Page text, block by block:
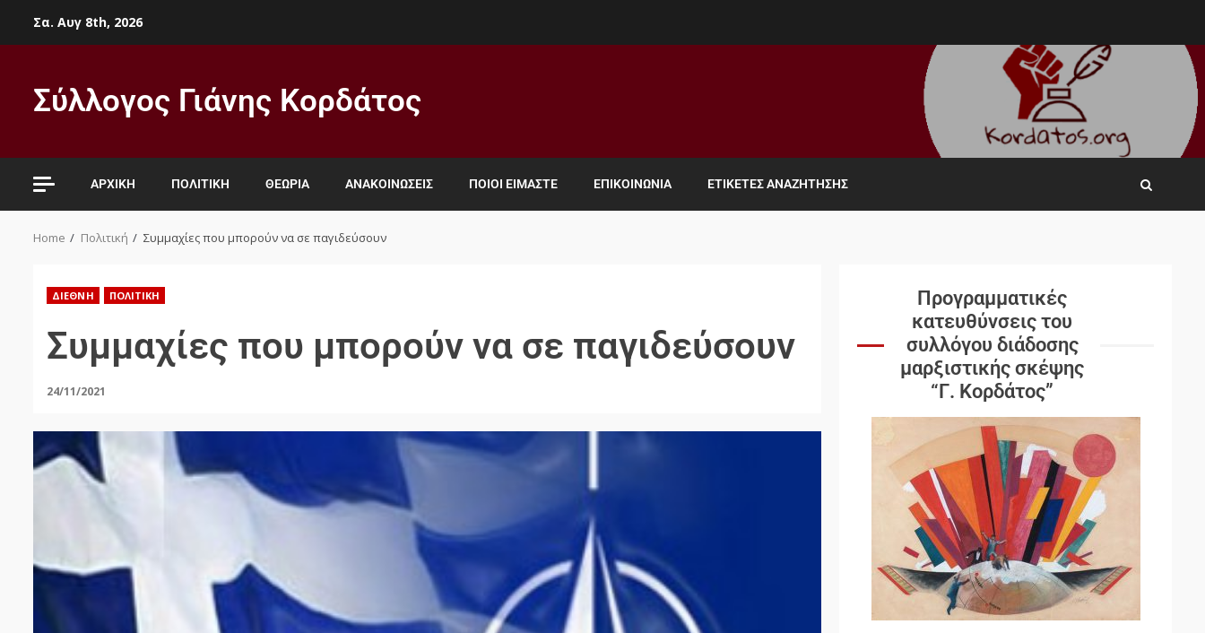
Σα. Αυγ 8th, 2026
Σύλλογος Γιάνης Κορδάτος
ΑΡΧΙΚΉ ΠΟΛΙΤΙΚΉ ΘΕΩΡΊΑ ΑΝΑΚΟΙΝΏΣΕΙΣ ΠΟΙΟΙ ΕΊΜΑΣΤΕ ΕΠΙΚΟΙΝΩΝΊΑ ΕΤΙΚΈΤΕΣ ΑΝΑΖΉΤΗΣΗΣ
Home Πολιτική Συμμαχίες που μπορούν να σε παγιδεύσουν
ΔΙΕΘΝΉ ΠΟΛΙΤΙΚΉ
Συμμαχίες που μπορούν να σε παγιδεύσουν
24/11/2021
Προγραμματικές
κατευθύνσεις του
συλλόγου διάδοσης
μαρξιστικής σκέψης
“Γ. Κορδάτος”